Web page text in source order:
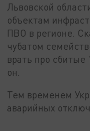
Львовской
объектам
ПВО в регионе.
чубатом
врать про сбитые
он.
Тем временем
аварийных